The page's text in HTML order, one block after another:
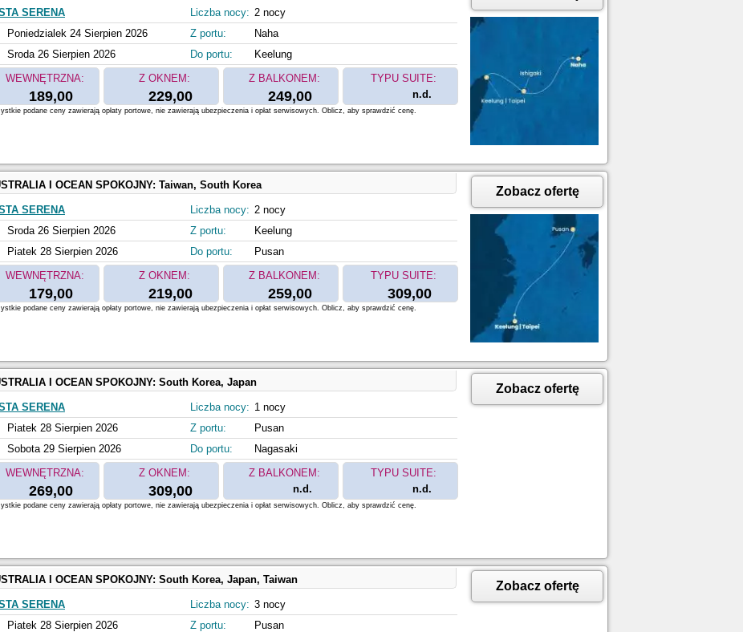
SERENA
Poniedzialek 24 Sierpien 2026
Sroda 26 Sierpien 2026
Liczba nocy: 2 nocy
Z portu:
Naha
Do portu:
Keelung
WEWNĘTRZNA:
189,00
Z OKNEM:
229,00
Z BALKONEM:
249,00
TYPU SUITE:
n.d.
podane ceny zawierają opłaty portowe, nie zawierają ubezpieczenia i opłat serwisowych. Oblicz, aby sprawdzić cenę.
I OCEAN SPOKOJNY: Taiwan, South Korea
SERENA
Sroda 26 Sierpien 2026
Piatek 28 Sierpien 2026
Liczba nocy: 2 nocy
Z portu:
Keelung
Do portu:
Pusan
WEWNĘTRZNA:
179,00
Z OKNEM:
219,00
Z BALKONEM:
259,00
TYPU SUITE:
309,00
Zobacz ofertę
podane ceny zawierają opłaty portowe, nie zawierają ubezpieczenia i opłat serwisowych. Oblicz, aby sprawdzić cenę.
I OCEAN SPOKOJNY: South Korea, Japan
SERENA
Piatek 28 Sierpien 2026
Sobota 29 Sierpien 2026
Liczba nocy: 1 nocy
Z portu:
Pusan
Do portu:
Nagasaki
WEWNĘTRZNA:
269,00
Z OKNEM:
309,00
Z BALKONEM:
n.d.
TYPU SUITE:
n.d.
Zobacz ofertę
podane ceny zawierają opłaty portowe, nie zawierają ubezpieczenia i opłat serwisowych. Oblicz, aby sprawdzić cenę.
I OCEAN SPOKOJNY: South Korea, Japan, Taiwan
SERENA
Piatek 28 Sierpien 2026
Liczba nocy: 3 nocy
Z portu:
Pusan
Zobacz ofertę